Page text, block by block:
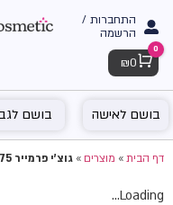
התחברות /
הרשמה
Cart
0
₪ 0
בושם לאישה בושם לגבר
דף הבית»מוצרים»גוצ'י פרמייר 75מל אדפ מבית גוצ'י – בושם לאישה
Loading...